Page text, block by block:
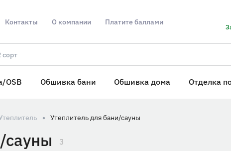
Контакты О компании Платите баллами
OSB Обшивка бани Обшивка дома Отделка
Утеплитель для бани/сауны
сауны 3